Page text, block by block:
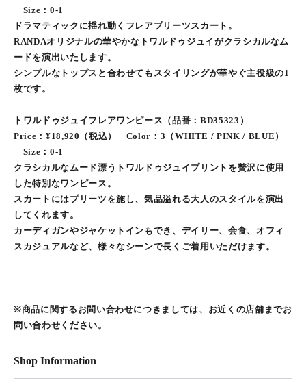
Size：0-1
ドラマティックに揺れ動くフレアプリーツスカート。
RANDAオリジナルの華やかなトワルドゥジュイがクラシカルなム
ードを演出いたします。
シンプルなトップスと合わせてもスタイリングが華やぐ主役級の1
枚です。
トワルドゥジュイフレアワンピース（品番：BD35323）
Price：¥18,920（税込） Color：3（WHITE / PINK / BLUE）
Size：0-1
クラシカルなムード漂うトワルドゥジュイプリントを贅沢に使用
した特別なワンピース。
スカートにはプリーツを施し、気品溢れる大人のスタイルを演出
してくれます。
カーディガンやジャケットインもでき、デイリー、会食、オフィ
スカジュアルなど、様々なシーンで長くご着用いただけます。
※商品に関するお問い合わせにつきましては、お近くの店舗までお
問い合わせください。
Shop Information